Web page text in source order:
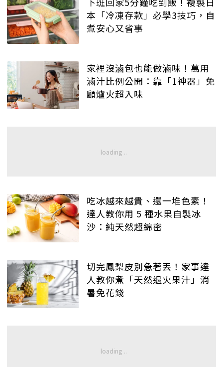
本「冷凍存款」必學3技巧，自
煮安心又省事
家裡沒滷包也能做滷味！萬用
滷汁比例公開：靠「1神器」免
顧爐火超入味
吃冰越來越貴、還一堆色素！
達人教你用 5 種水果自製冰
沙：純天然超綿密
切完鳳梨皮別急著丟！家事達
人教你煮「天然退火果汁」消
暑免花錢